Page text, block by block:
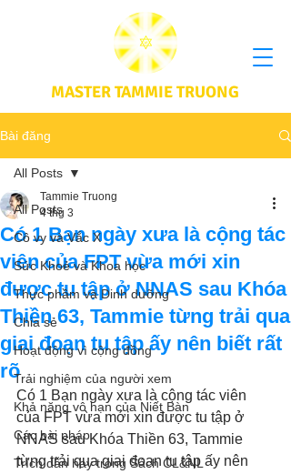
MASTER TAMMIE TRUONG
Bài đăng
All Posts
Cô vy và Vắc X
Sức Khoẻ và Khoa học
Thực phầm và Dinh dưỡng
Chia sẻ
Hoạt động vì cộng đồng
Trải nghiệm của người xem
Khả năng vô hạn của Niết Bàn
Các bài pháp
Trích dẫn hay trong Sách CL&NL
All Posts
Có 1 Bạn ngày xưa là cộng tác
viên của FPT vừa mới xin
được tu tập ở NNAS sau Khóa
Thiền 63, Tammie từng trải qua
giai đoạn tu tập ấy nên biết rất
rõ
Tammie Truong
4 thg 3
Có 1 Bạn ngày xưa là cộng tác viên
của FPT vừa mới xin được tu tập ở
NNAS sau Khóa Thiền 63, Tammie
từng trải qua giai đoạn tu tập ấy nên